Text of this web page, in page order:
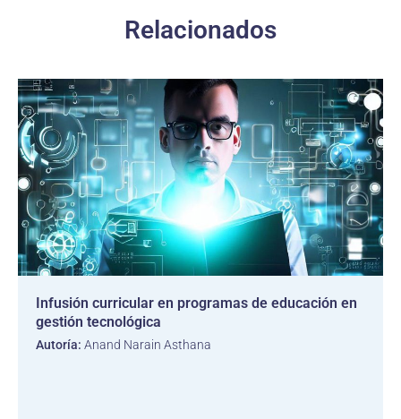
Relacionados
Infusión curricular en programas de educación en
gestión tecnológica
Autoría: Anand Narain Asthana